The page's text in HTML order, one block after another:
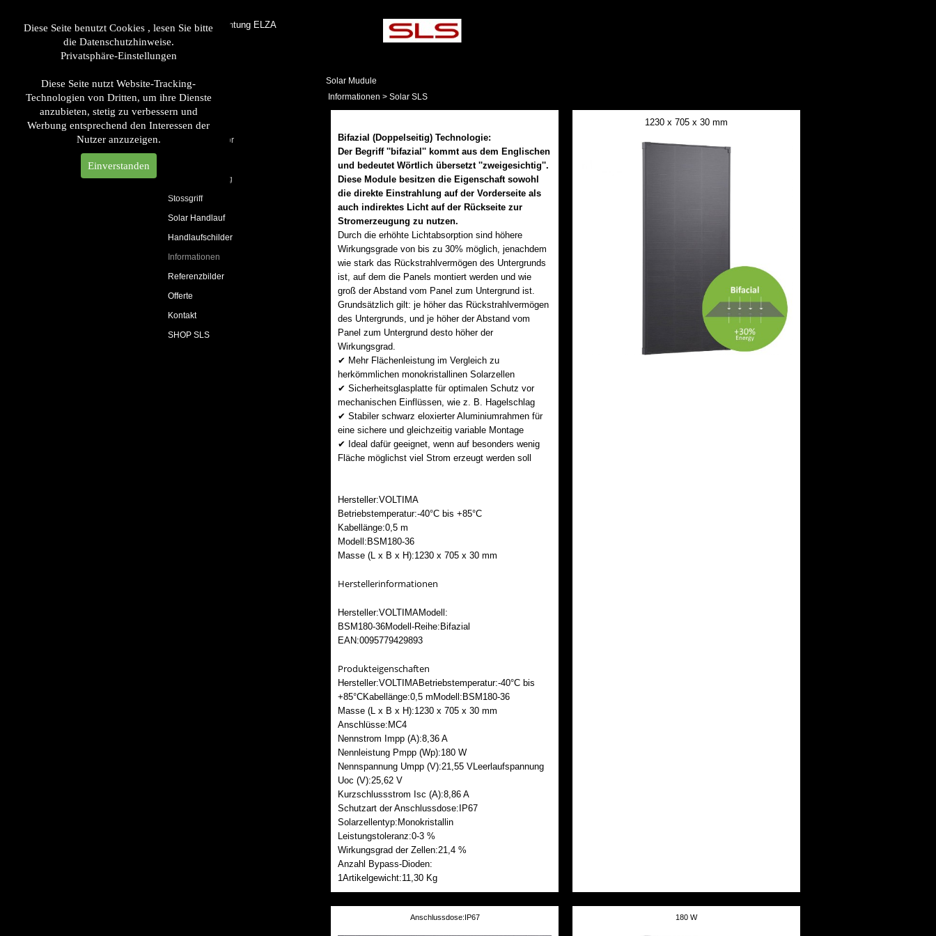
LED Handlaufbeleuchtung ELZA
LED Handlauf
Produkte
LED Leuchten
Handlaufträger
Handlaufzubehör
Glasbeleuchtung
Stossgriff
Solar Handlauf
Handlaufschilder
Informationen
Referenzbilder
Offerte
Kontakt
SHOP SLS
Solar Mudule
Informationen > Solar SLS
1230 x 705 x 30 mm
Bifazial (Doppelseitig) Technologie:
Der Begriff ''bifazial'' kommt aus dem Englischen
und bedeutet Wörtlich übersetzt ''zweigesichtig''.
Diese Module besitzen die Eigenschaft sowohl
die direkte Einstrahlung auf der Vorderseite als
auch indirektes Licht auf der Rückseite zur
Stromerzeugung zu nutzen.
Durch die erhöhte Lichtabsorption sind höhere
Wirkungsgrade von bis zu 30% möglich, jenachdem
wie stark das Rückstrahlvermögen des Untergrunds
ist, auf dem die Panels montiert werden und wie
groß der Abstand vom Panel zum Untergrund ist.
Grundsätzlich gilt: je höher das Rückstrahlvermögen
des Untergrunds, und je höher der Abstand vom
Panel zum Untergrund desto höher der
Wirkungsgrad.
✔ Mehr Flächenleistung im Vergleich zu
herkömmlichen monokristallinen Solarzellen
✔ Sicherheitsglasplatte für optimalen Schutz vor
mechanischen Einflüssen, wie z. B. Hagelschlag
✔ Stabiler schwarz eloxierter Aluminiumrahmen für
eine sichere und gleichzeitig variable Montage
✔ Ideal dafür geeignet, wenn auf besonders wenig
Fläche möglichst viel Strom erzeugt werden soll
Hersteller:VOLTIMA
Betriebstemperatur:-40°C bis +85°C
Kabellänge:0,5 m
Modell:BSM180-36
Masse (L x B x H):1230 x 705 x 30 mm
Herstellerinformationen
Hersteller:VOLTIMAModell:
BSM180-36Modell-Reihe:Bifazial
EAN:0095779429893
Produkteigenschaften
Hersteller:VOLTIMABetriebstemperatur:-40°C bis
+85°CKabellänge:0,5 mModell:BSM180-36
Masse (L x B x H):1230 x 705 x 30 mm
Anschlüsse:MC4
Nennstrom Impp (A):8,36 A
Nennleistung Pmpp (Wp):180 W
Nennspannung Umpp (V):21,55 VLeerlaufspannung
Uoc (V):25,62 V
Kurzschlussstrom Isc (A):8,86 A
Schutzart der Anschlussdose:IP67
Solarzellentyp:Monokristallin
Leistungstoleranz:0-3 %
Wirkungsgrad der Zellen:21,4 %
Anzahl Bypass-Dioden:
1Artikelgewicht:11,30 Kg
Anschlussdose:IP67 180 W
Diese Seite benutzt Cookies , lesen Sie bitte
die Datenschutzhinweise.
Privatsphäre-Einstellungen
Diese Seite nutzt Website-Tracking-
Technologien von Dritten, um ihre Dienste
anzubieten, stetig zu verbessern und
Werbung entsprechend den Interessen der
Nutzer anzuzeigen.
Einverstanden